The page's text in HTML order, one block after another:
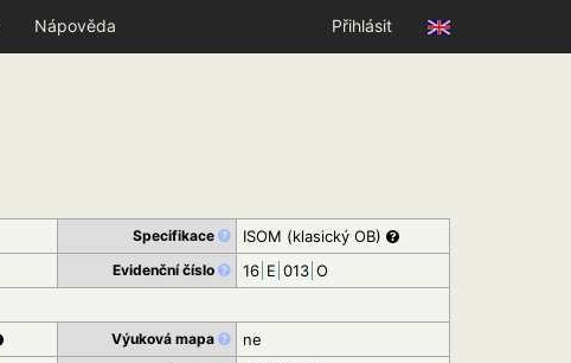
Nápověda Přihlásit
Specifikace ISOM (klasický OB)
Evidenční číslo 16 E 013 O
Výuková mapa ne